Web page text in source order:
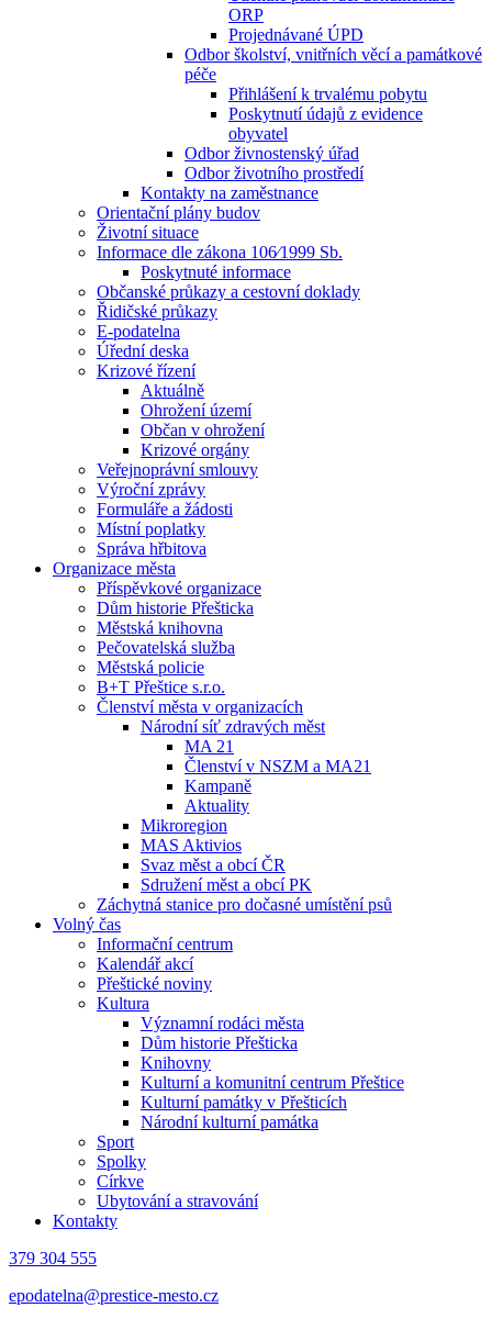
ORP
Projednávané ÚPD
Odbor školství, vnitřních věcí a památkové
péče
Přihlášení k trvalému pobytu
Poskytnutí údajů z evidence
obyvatel
Odbor živnostenský úřad
Odbor životního prostředí
Kontakty na zaměstnance
Orientační plány budov
Životní situace
Informace dle zákona 106⁄1999 Sb.
Poskytnuté informace
Občanské průkazy a cestovní doklady
Řidičské průkazy
E-podatelna
Úřední deska
Krizové řízení
Aktuálně
Ohrožení území
Občan v ohrožení
Krizové orgány
Veřejnoprávní smlouvy
Výroční zprávy
Formuláře a žádosti
Místní poplatky
Správa hřbitova
Organizace města
Příspěvkové organizace
Dům historie Přešticka
Městská knihovna
Pečovatelská služba
Městská policie
B+T Přeštice s.r.o.
Členství města v organizacích
Národní síť zdravých měst
MA 21
Členství v NSZM a MA21
Kampaně
Aktuality
Mikroregion
MAS Aktivios
Svaz měst a obcí ČR
Sdružení měst a obcí PK
Záchytná stanice pro dočasné umístění psů
Volný čas
Informační centrum
Kalendář akcí
Přeštické noviny
Kultura
Významní rodáci města
Dům historie Přešticka
Knihovny
Kulturní a komunitní centrum Přeštice
Kulturní památky v Přešticích
Národní kulturní památka
Sport
Spolky
Církve
Ubytování a stravování
Kontakty
379 304 555
epodatelna@prestice-mesto.cz